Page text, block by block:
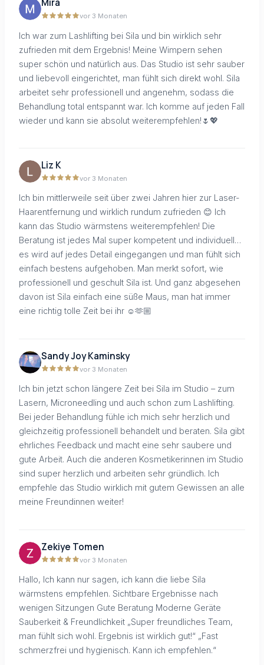
Mira
vor 3 Monaten
Ich war zum Lashlifting bei Sila und bin wirklich sehr
zufrieden mit dem Ergebnis! Meine Wimpern sehen
super schön und natürlich aus. Das Studio ist sehr sauber
und liebevoll eingerichtet, man fühlt sich direkt wohl. Sila
arbeitet sehr professionell und angenehm, sodass die
Behandlung total entspannt war. Ich komme auf jeden Fall
wieder und kann sie absolut weiterempfehlen!🌷💖
Liz K
vor 3 Monaten
Ich bin mittlerweile seit über zwei Jahren hier zur Laser-
Haarentfernung und wirklich rundum zufrieden 😊 Ich
kann das Studio wärmstens weiterempfehlen! Die
Beratung ist jedes Mal super kompetent und individuell…
es wird auf jedes Detail eingegangen und man fühlt sich
einfach bestens aufgehoben. Man merkt sofort, wie
professionell und geschult Sila ist. Und ganz abgesehen
davon ist Sila einfach eine süße Maus, man hat immer
eine richtig tolle Zeit bei ihr ☺️🫶🏼
Sandy Joy Kaminsky
vor 3 Monaten
Ich bin jetzt schon längere Zeit bei Sila im Studio – zum
Lasern, Microneedling und auch schon zum Lashlifting.
Bei jeder Behandlung fühle ich mich sehr herzlich und
gleichzeitig professionell behandelt und beraten. Sila gibt
ehrliches Feedback und macht eine sehr saubere und
gute Arbeit. Auch die anderen Kosmetikerinnen im Studio
sind super herzlich und arbeiten sehr gründlich. Ich
empfehle das Studio wirklich mit gutem Gewissen an alle
meine Freundinnen weiter!
Zekiye Tomen
vor 3 Monaten
Hallo, Ich kann nur sagen, ich kann die liebe Sila
wärmstens empfehlen. Sichtbare Ergebnisse nach
wenigen Sitzungen Gute Beratung Moderne Geräte
Sauberkeit & Freundlichkeit „Super freundliches Team,
man fühlt sich wohl. Ergebnis ist wirklich gut!“ „Fast
schmerzfrei und hygienisch. Kann ich empfehlen.“